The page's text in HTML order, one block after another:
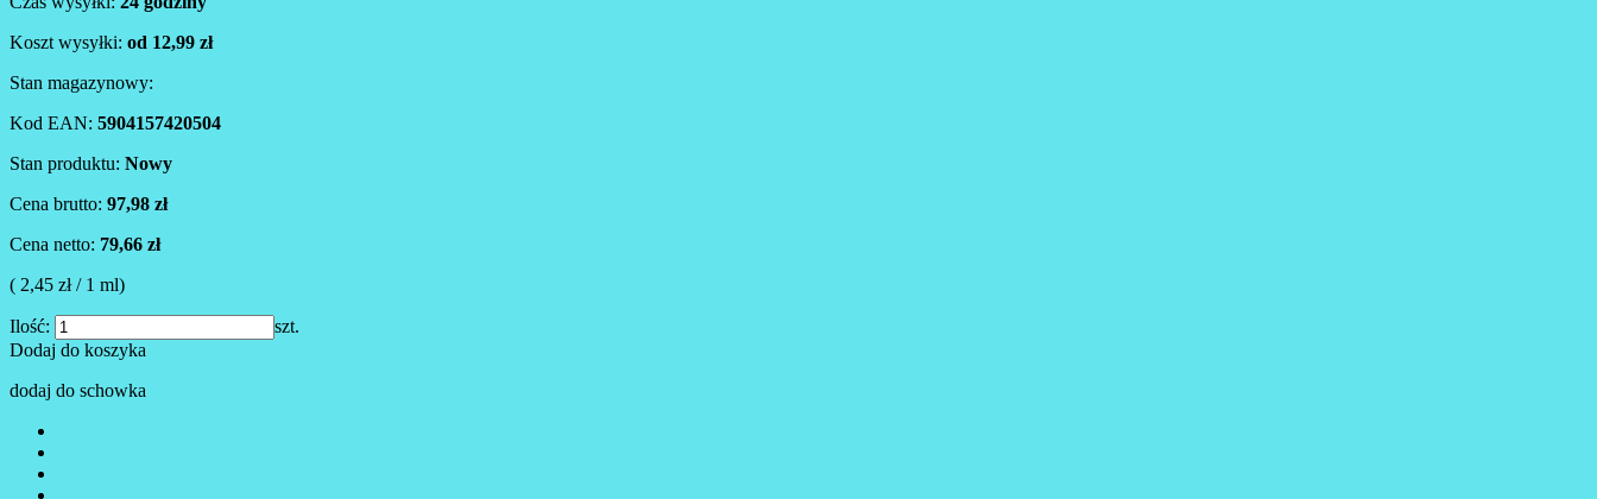
Koszt wysyłki: od 12,99 zł
Stan magazynowy:
Kod EAN: 5904157420504
Stan produktu: Nowy
Cena brutto: 97,98 zł
Cena netto: 79,66 zł
( 2,45 zł / 1 ml)
Ilość:
szt.
Dodaj do koszyka
dodaj do schowka